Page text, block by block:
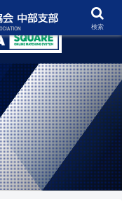
お問い合わせ
検索